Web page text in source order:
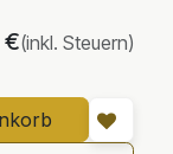
€(inkl. Steuern)